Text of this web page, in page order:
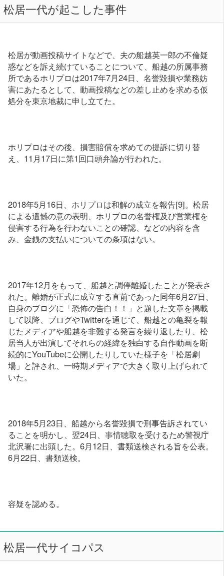
松居一代が起こした事件
松居が動画投稿サイトなどで、夫の船越英一郎の不倫疑
惑などを訴え続けていることについて、船越の所属事務
所であるホリプロは2017年7月24日、名誉毀損や業務妨
害にあたるとして、動画投稿などの差し止めを求める仮
処分を東京地裁に申し立てた。
ホリプロはその後、損害賠償を求めての提訴に切り替
え、11月17日に第1回口頭弁論が行われた。
2018年5月16日、ホリプロは和解の成立を報告[9]。松居
による遺憾の意の表明、ホリプロの名誉権及び営業権を
侵害する行為を行わないことの確認、などの内容を含
み、金銭の支払いについての条項はない。
2017年12月をもって、船越と調停離婚したことが発表さ
れた。離婚が正式に成立する直前であった同年6月27日、
自身のブログに「恐怖の告白！！」と題した文章を掲載
して以降、ブログやTwitterを通じて、船越との亀裂を報
じたメディアや船越を非難する発言を繰り返したり、松
居当人が出演してそれらの経緯を独白する自作動画を断
続的にYouTubeに公開したりしていた様子を「松居劇
場」と評され、一時期メディアで大きく取り上げられて
いた。
2018年5月23日、船越から名誉毀損で刑事告訴されてい
ることを明かし、翌24日、事情聴取を受けるため警視庁
北沢署に出頭した。6月12日、書類送検される旨を公表。
6月22日、書類送検。
容疑を認める。
松居一代サイコパス